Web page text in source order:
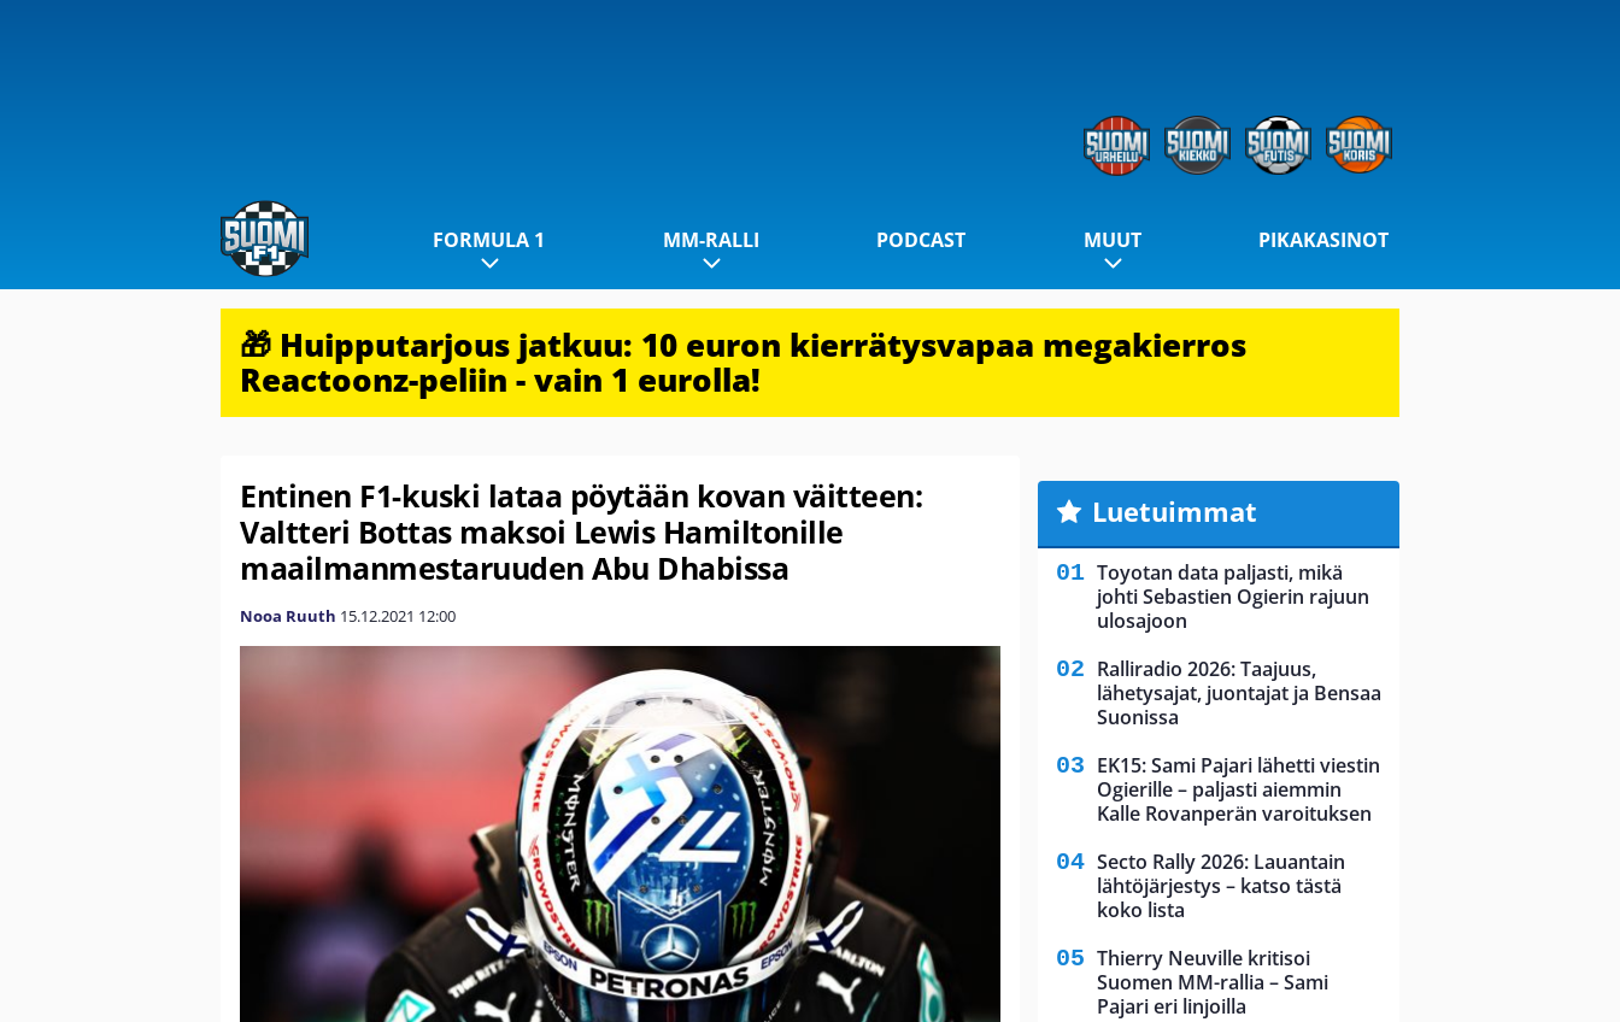
FORMULA 1 MM-RALLI PODCAST MUUT PIKAKASINOT
🎁 Huipputarjous jatkuu: 10 euron kierrätysvapaa megakierros
Reactoonz-peliin - vain 1 eurolla!
Entinen F1-kuski lataa pöytään kovan väitteen:
Valtteri Bottas maksoi Lewis Hamiltonille
maailmanmestaruuden Abu Dhabissa
Nooa Ruuth 15.12.2021 12:00
Luetuimmat
Toyotan data paljasti, mikä
johti Sebastien Ogierin rajuun
ulosajoon
Ralliradio 2026: Taajuus,
lähetysajat, juontajat ja Bensaa
Suonissa
EK15: Sami Pajari lähetti viestin
Ogierille – paljasti aiemmin
Kalle Rovanperän varoituksen
Secto Rally 2026: Lauantain
lähtöjärjestys – katso tästä
koko lista
Thierry Neuville kritisoi
Suomen MM-rallia – Sami
Pajari eri linjoilla